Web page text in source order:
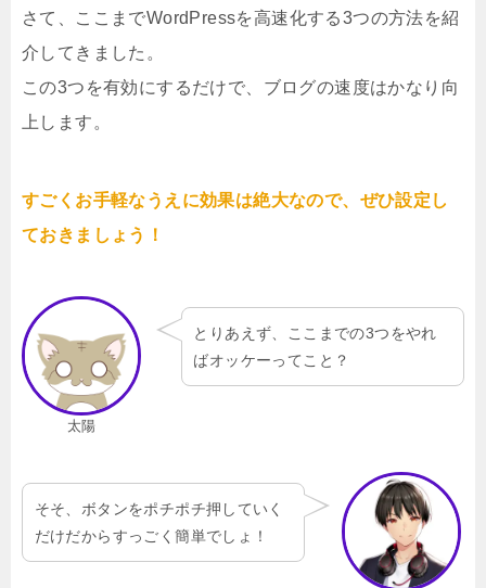
さて、ここまでWordPressを高速化する3つの方法を紹
介してきました。
この3つを有効にするだけで、ブログの速度はかなり向
上します。
すごくお手軽なうえに効果は絶大なので、ぜひ設定し
ておきましょう！
太陽
とりあえず、ここまでの3つをやれ
ばオッケーってこと？
そそ、ボタンをポチポチ押していく
だけだからすっごく簡単でしょ！